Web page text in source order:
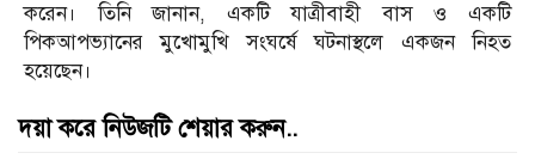
করেন। তিনি জানান, একটি যাত্রীবাহী বাস ও একটি
পিকআপভ্যানের মুখোমুখি সংঘর্ষে ঘটনাস্থলে একজন নিহত
হয়েছেন।
দয়া করে নিউজটি শেয়ার করুন..